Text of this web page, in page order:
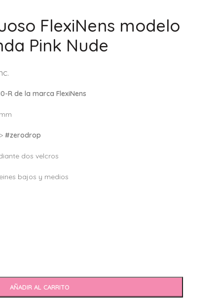
FlexiNens modelo
Pink Nude
R de la marca FlexiNens
#zerodrop
dos velcros
bajos y medios
AÑADIR AL CARRITO